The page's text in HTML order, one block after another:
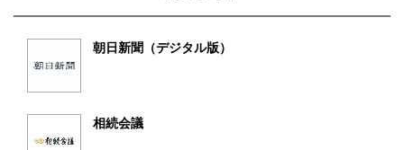
朝日新聞（デジタル版）
相続会議